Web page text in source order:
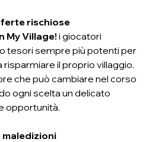
rischiose
My Village!i giocatori
tesori sempre più potenti per
risparmiare il proprio villaggio.
che può cambiare nel corso
ogni scelta un delicato
opportunità.
maledizioni